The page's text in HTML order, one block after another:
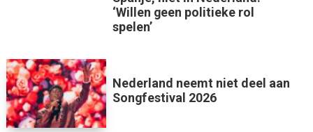
‘Willen geen politieke rol
spelen’
Nederland neemt niet deel aan
Songfestival 2026